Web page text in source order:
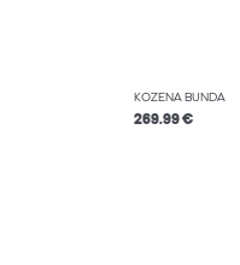
KOŽENÁ BUNDA
269.99 €